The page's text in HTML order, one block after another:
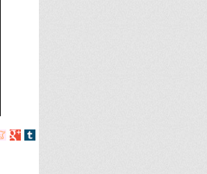
Compartir
Compartir
Compartir